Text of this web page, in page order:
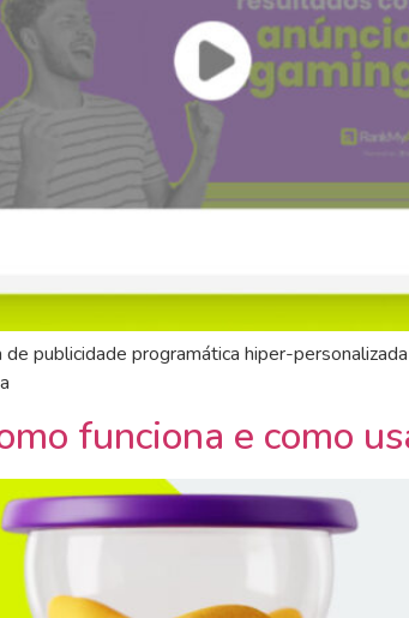
publicidade programática hiper-
funciona e como